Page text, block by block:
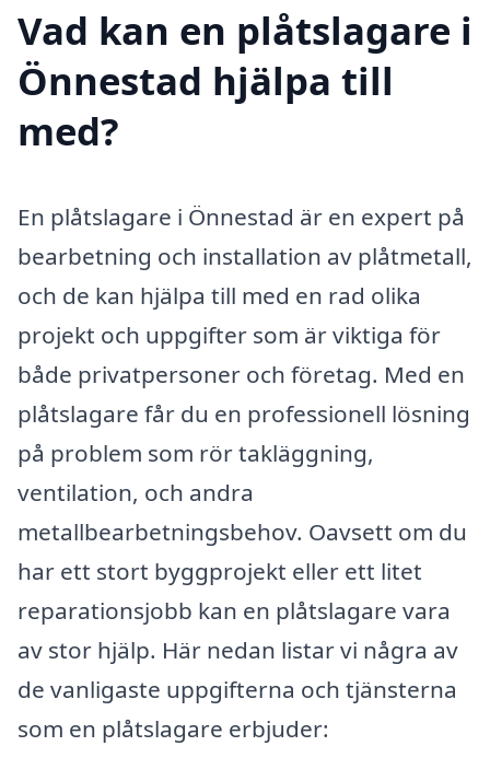
Vad kan en plåtslagare i
Önnestad hjälpa till
med?
En plåtslagare i Önnestad är en expert på
bearbetning och installation av plåtmetall,
och de kan hjälpa till med en rad olika
projekt och uppgifter som är viktiga för
både privatpersoner och företag. Med en
plåtslagare får du en professionell lösning
på problem som rör takläggning,
ventilation, och andra
metallbearbetningsbehov. Oavsett om du
har ett stort byggprojekt eller ett litet
reparationsjobb kan en plåtslagare vara
av stor hjälp. Här nedan listar vi några av
de vanligaste uppgifterna och tjänsterna
som en plåtslagare erbjuder: